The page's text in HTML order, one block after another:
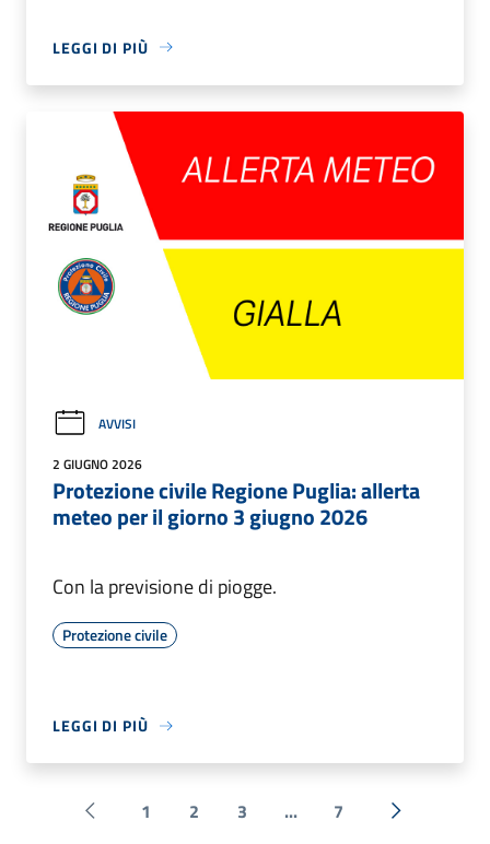
LEGGI DI PIÙ
AVVISI
2 GIUGNO 2026
Protezione civile Regione Puglia: allerta
meteo per il giorno 3 giugno 2026
Con la previsione di piogge.
Protezione civile
LEGGI DI PIÙ
Pagina precedente
1 2 3 ... 7 Successiva